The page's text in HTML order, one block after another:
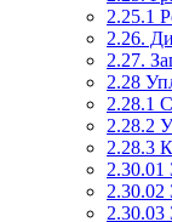
2.25.1
2.26.
2.27.
2.28
2.28.1
2.28.2
2.28.3
2.30.03